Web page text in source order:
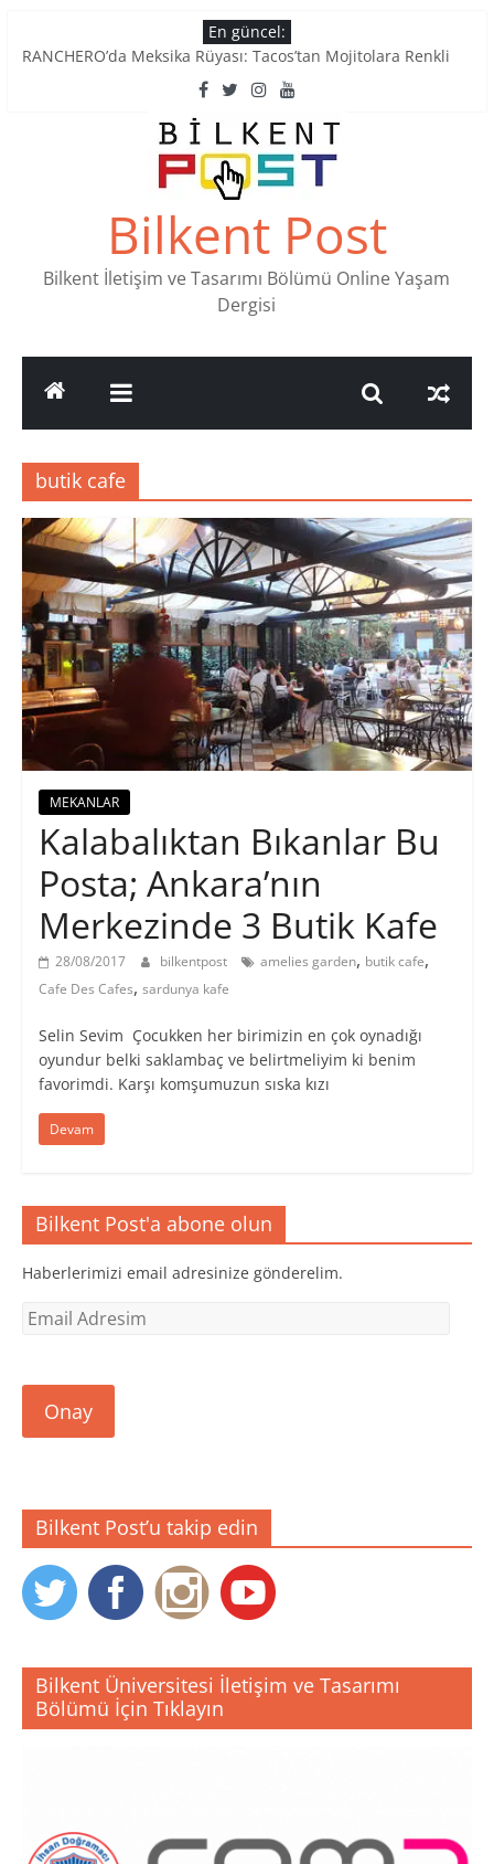
to
En güncel:
RANCHERO’da Meksika Rüyası: Tacos’tan Mojitolara Renkli
Ankara’nın Ruhunu Notalarda Yaşatan 4 Müzik Durağı
Pullardaki tarih: PTT Pul Müzesi
Stamp Collectors Unite: Places to Find Stamps in Ankara
Tatlı Konuşalım: Ankara’nın 4 Köklü Pastanesi
Bilkent Post
Bilkent İletişim ve Tasarımı Bölümü Online Yaşam
Dergisi
butik cafe
MEKANLAR
Kalabalıktan Bıkanlar Bu
Posta; Ankara’nın
Merkezinde 3 Butik Kafe
28/08/2017 bilkentpost amelies garden, butik cafe,
Cafe Des Cafes, sardunya kafe
Selin Sevim Çocukken her birimizin en çok oynadığı
oyundur belki saklambaç ve belirtmeliyim ki benim
favorimdi. Karşı komşumuzun sıska kızı
Devam
Bilkent Post'a abone olun
Haberlerimizi email adresinize gönderelim.
Email
Onay
Bilkent Post’u takip edin
Bilkent Üniversitesi İletişim ve Tasarımı
Bölümü İçin Tıklayın